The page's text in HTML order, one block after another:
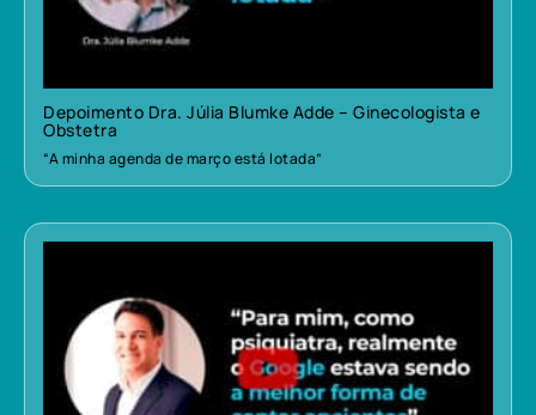
Depoimento Dra. Júlia Blumke Adde – Ginecologista e
Obstetra
“A minha agenda de março está lotada”